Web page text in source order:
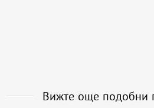
Вижте още подобни